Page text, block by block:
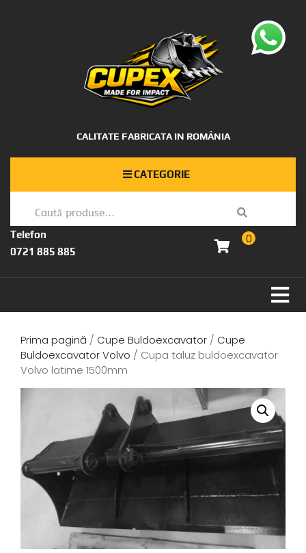
CALITATE FABRICATA IN ROMÂNIA
CATEGORIE
Telefon
0721 885 885
0
Prima pagină / Cupe Buldoexcavator / Cupe
Buldoexcavator Volvo / Cupa taluz buldoexcavator
Volvo latime 1500mm